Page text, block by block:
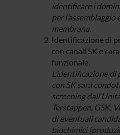
identificare i
per
membrana.
Identificazione di
con canali SK e
funzionale.
L’identificazione
con SK sarà
screening
Terstappen, GSK,
di eventuali
biochimici